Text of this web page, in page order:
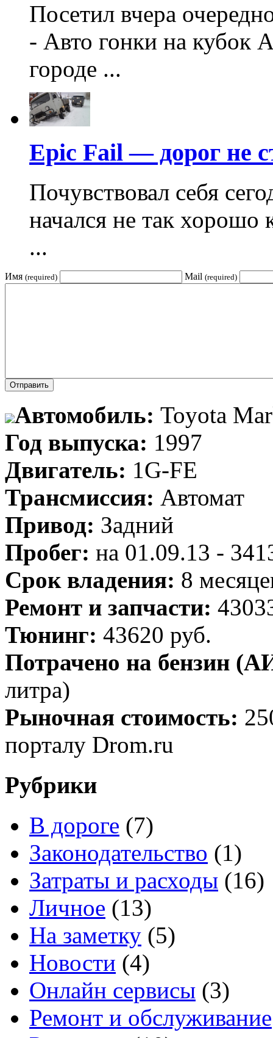
Посетил вчера
- Авто гонки на кубок
городе ...
Epic Fail — дорог не
Почувствовал себя
начался не так хорошо
...
Имя (required) Mail (required)
Автомобиль: Toyota
Год выпуска: 1997
Двигатель: 1G-FE
Трансмиссия: Автомат
Привод: Задний
Пробег: на 01.09.13 -
Срок владения: 8
Ремонт и запчасти:
Тюнинг: 43620 руб.
Потрачено на бензин
литра)
Рыночная стоимость:
порталу Drom.ru
Рубрики
В дороге (7)
Законодательство (1)
Затраты и расходы (16)
Личное (13)
На заметку (5)
Новости (4)
Онлайн сервисы (3)
Ремонт и обслуживание